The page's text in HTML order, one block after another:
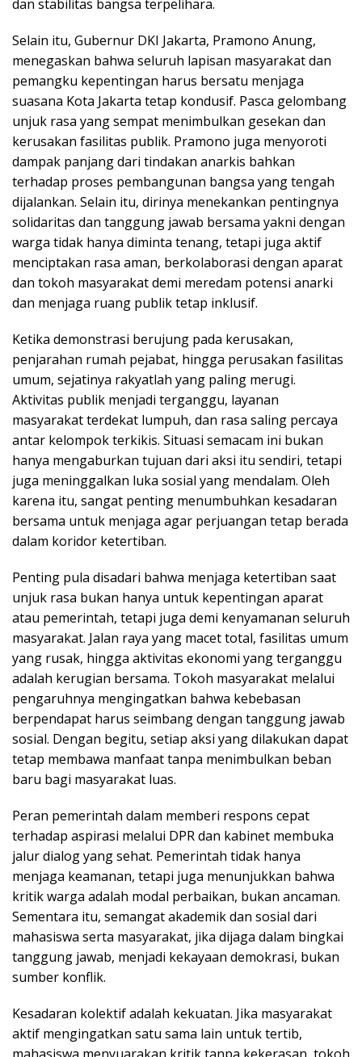
dan stabilitas bangsa terpelihara.
Selain itu, Gubernur DKI Jakarta, Pramono Anung,
menegaskan bahwa seluruh lapisan masyarakat dan
pemangku kepentingan harus bersatu menjaga
suasana Kota Jakarta tetap kondusif. Pasca gelombang
unjuk rasa yang sempat menimbulkan gesekan dan
kerusakan fasilitas publik. Pramono juga menyoroti
dampak panjang dari tindakan anarkis bahkan
terhadap proses pembangunan bangsa yang tengah
dijalankan. Selain itu, dirinya menekankan pentingnya
solidaritas dan tanggung jawab bersama yakni dengan
warga tidak hanya diminta tenang, tetapi juga aktif
menciptakan rasa aman, berkolaborasi dengan aparat
dan tokoh masyarakat demi meredam potensi anarki
dan menjaga ruang publik tetap inklusif.
Ketika demonstrasi berujung pada kerusakan,
penjarahan rumah pejabat, hingga perusakan fasilitas
umum, sejatinya rakyatlah yang paling merugi.
Aktivitas publik menjadi terganggu, layanan
masyarakat terdekat lumpuh, dan rasa saling percaya
antar kelompok terkikis. Situasi semacam ini bukan
hanya mengaburkan tujuan dari aksi itu sendiri, tetapi
juga meninggalkan luka sosial yang mendalam. Oleh
karena itu, sangat penting menumbuhkan kesadaran
bersama untuk menjaga agar perjuangan tetap berada
dalam koridor ketertiban.
Penting pula disadari bahwa menjaga ketertiban saat
unjuk rasa bukan hanya untuk kepentingan aparat
atau pemerintah, tetapi juga demi kenyamanan seluruh
masyarakat. Jalan raya yang macet total, fasilitas umum
yang rusak, hingga aktivitas ekonomi yang terganggu
adalah kerugian bersama. Tokoh masyarakat melalui
pengaruhnya mengingatkan bahwa kebebasan
berpendapat harus seimbang dengan tanggung jawab
sosial. Dengan begitu, setiap aksi yang dilakukan dapat
tetap membawa manfaat tanpa menimbulkan beban
baru bagi masyarakat luas.
Peran pemerintah dalam memberi respons cepat
terhadap aspirasi melalui DPR dan kabinet membuka
jalur dialog yang sehat. Pemerintah tidak hanya
menjaga keamanan, tetapi juga menunjukkan bahwa
kritik warga adalah modal perbaikan, bukan ancaman.
Sementara itu, semangat akademik dan sosial dari
mahasiswa serta masyarakat, jika dijaga dalam bingkai
tanggung jawab, menjadi kekayaan demokrasi, bukan
sumber konflik.
Kesadaran kolektif adalah kekuatan. Jika masyarakat
aktif mengingatkan satu sama lain untuk tertib,